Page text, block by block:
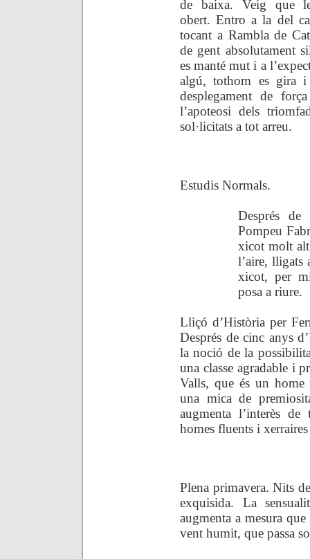
de baixa. Veig que
obert. Entro a la del
tocant a Rambla de
de gent absolutament
es manté mut i a
algú, tothom es gira
desplegament de
l’apoteosi dels
sol·licitats a tot arreu.
Estudis Normals.
Després
Pompeu
xicot molt
l’aire, lligats
xicot, per
posa a riure.
Lliçó d’Història per
Després de cinc anys
la noció de la
una classe agradable i
Valls, que és un
una mica de
augmenta l’interès
homes fluents i
Plena primavera. Nits
exquisida. La
augmenta a mesura
vent humit, que passa